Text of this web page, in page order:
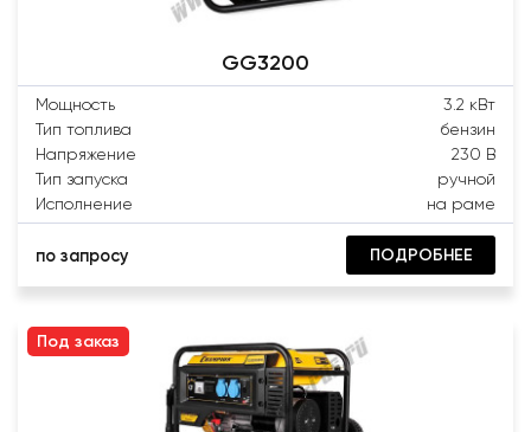
GG3200
Мощность
3.2 кВт
Тип топлива
бензин
Напряжение
230 В
Тип запуска
ручной
Исполнение
на раме
по запросу ПОДРОБНЕЕ
Под заказ